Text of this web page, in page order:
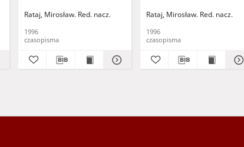
Rataj, Mirosław. Red. nacz.
1996
czasopisma
Rataj, Mirosław. Red. nacz.
1996
czasopisma